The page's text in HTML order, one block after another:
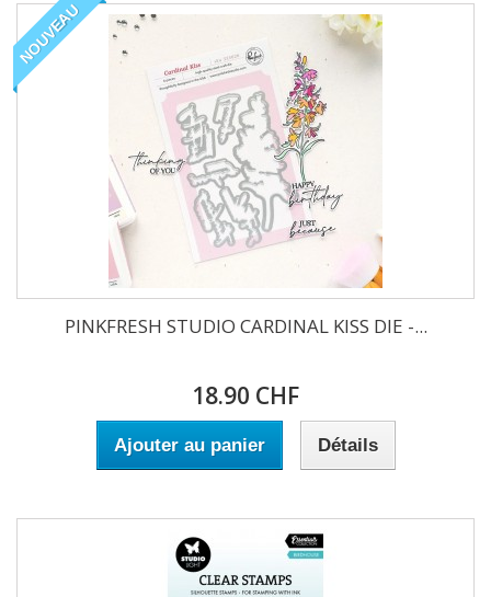
NOUVEAU
PINKFRESH STUDIO CARDINAL KISS DIE -...
18.90 CHF
Ajouter au panier Détails